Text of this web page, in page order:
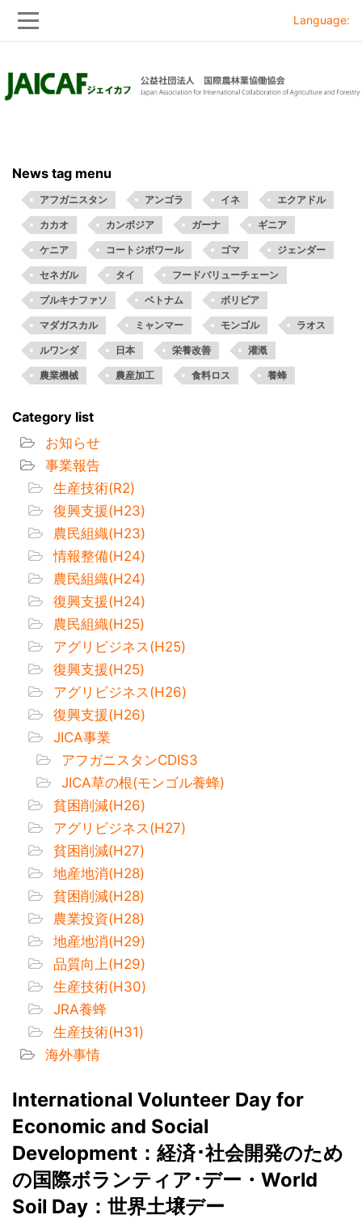
to
to
Language:
News tag menu
アフガニスタン アンゴラ イネ エクアドル
カカオ カンボジア ガーナ ギニア
ケニア コートジボワール ゴマ ジェンダー
セネガル タイ フードバリューチェーン
ブルキナファソ ベトナム ボリビア
マダガスカル ミャンマー モンゴル ラオス
ルワンダ 日本 栄養改善 灌漑
農業機械 農産加工 食料ロス 養蜂
Category list
お知らせ
事業報告
生産技術(R2)
復興支援(H23)
農民組織(H23)
情報整備(H24)
農民組織(H24)
復興支援(H24)
農民組織(H25)
アグリビジネス(H25)
復興支援(H25)
アグリビジネス(H26)
復興支援(H26)
JICA事業
アフガニスタンCDIS3
JICA草の根(モンゴル養蜂)
貧困削減(H26)
アグリビジネス(H27)
貧困削減(H27)
地産地消(H28)
貧困削減(H28)
農業投資(H28)
地産地消(H29)
品質向上(H29)
生産技術(H30)
JRA養蜂
生産技術(H31)
海外事情
International Volunteer Day for
Economic and Social
Development：経済･社会開発のため
の国際ボランティア･デー・World
Soil Day：世界土壌デー